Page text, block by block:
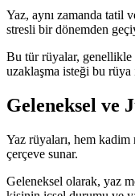
Yaz, aynı zamanda tatil
stresli bir dönemden
Bu tür rüyalar, genellikle
uzaklaşma isteği bu
Geleneksel ve
Yaz rüyaları, hem
çerçeve sunar.
Geleneksel olarak, yaz